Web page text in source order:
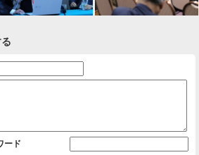
ード